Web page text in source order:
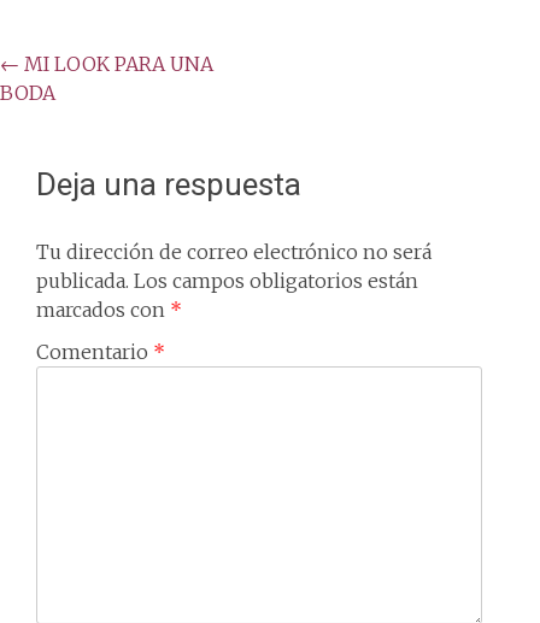
Post
navigation
← MI LOOK PARA UNA
BODA
Deja una respuesta
Tu dirección de correo electrónico no será
publicada. Los campos obligatorios están
marcados con *
Comentario *